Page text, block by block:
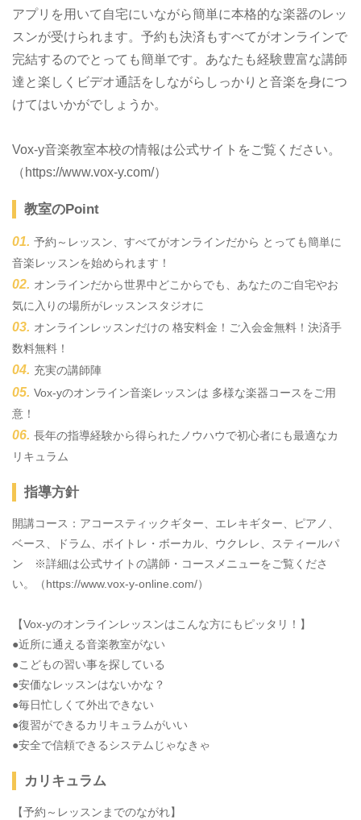
アプリを用いて自宅にいながら簡単に本格的な楽器のレッ
スンが受けられます。予約も決済もすべてがオンラインで
完結するのでとっても簡単です。あなたも経験豊富な講師
達と楽しくビデオ通話をしながらしっかりと音楽を身につ
けてはいかがでしょうか。
Vox-y音楽教室本校の情報は公式サイトをご覧ください。
（https://www.vox-y.com/）
教室のPoint
予約～レッスン、すべてがオンラインだから ​とっても簡単に
音楽レッスンを始められます！
オンラインだから世界中どこからでも、あなたのご自宅やお
気に入りの場所がレッスンスタジオに
オンラインレッスンだけの 格安料金！ご入会金無料！決済手
数料無料！
充実の講師陣
Vox-yのオンライン音楽レッスンは 多様な楽器コースをご用
意！
長年の指導経験から得られたノウハウで初心者にも最適なカ
リキュラム
指導方針
開講コース：アコースティックギター、エレキギター、ピアノ、
ベース、ドラム、ボイトレ・ボーカル、ウクレレ、スティールパ
ン ※詳細は公式サイトの講師・コースメニューをご覧くださ
い。（https://www.vox-y-online.com/）
【Vox-yのオンラインレッスンはこんな方にもピッタリ！】
●近所に通える音楽教室がない
●こどもの習い事を探している
●安価なレッスンはないかな？
●毎日忙しくて​外出できない
●復習ができるカリキュラムがいい
●安全で信頼できるシステムじゃなきゃ
カリキュラム
【予約～レッスンまでのながれ】